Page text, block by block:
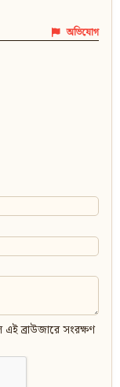
অভিযোগ
ব্রাউজারে সংরক্ষণ